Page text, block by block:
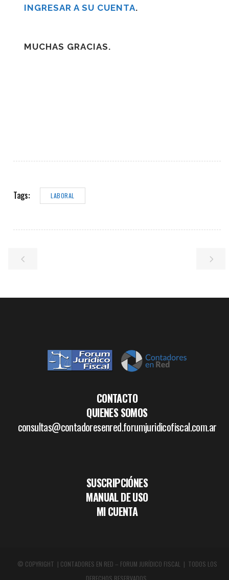
INGRESAR A SU CUENTA.
MUCHAS GRACIAS.
Tags: LABORAL
CONTACTO
QUIENES SOMOS
consultas@contadoresenred.forumjuridicofiscal.com.ar
SUSCRIPCIÓNES
MANUAL DE USO
MI CUENTA
© COPYRIGHT | CONTADORES EN RED – FORUM JURÍDICO FISCAL | TODOS LOS
DERECHOS RESERVADOS.